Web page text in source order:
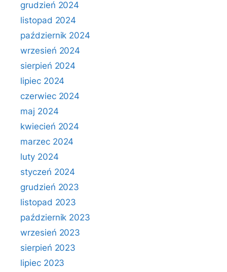
grudzień 2024
listopad 2024
październik 2024
wrzesień 2024
sierpień 2024
lipiec 2024
czerwiec 2024
maj 2024
kwiecień 2024
marzec 2024
luty 2024
styczeń 2024
grudzień 2023
listopad 2023
październik 2023
wrzesień 2023
sierpień 2023
lipiec 2023